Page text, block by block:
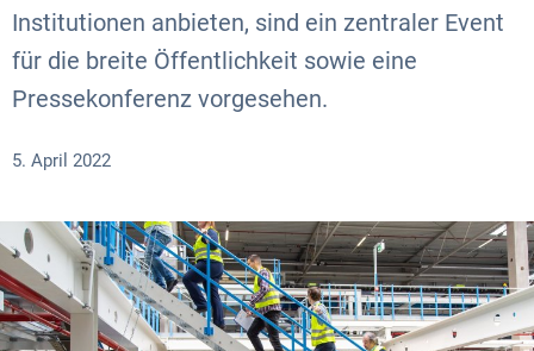
Institutionen anbieten, sind ein zentraler Event
für die breite Öffentlichkeit sowie eine
Pressekonferenz vorgesehen.
5. April 2022